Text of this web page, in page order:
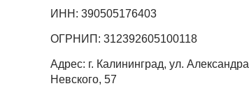
ИНН: 390505176403
ОГРНИП: 312392605100118
Адрес: г. Калининград, ул. Александра
Невского, 57